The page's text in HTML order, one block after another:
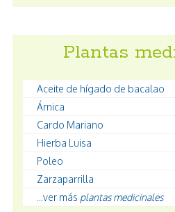
Plantas
Aceite de hígado de bacalao
Árnica
Cardo Mariano
Hierba Luisa
Poleo
Zarzaparrilla
...ver más plantas medicinales